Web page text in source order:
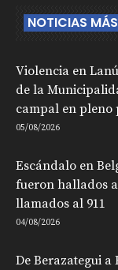
NOTICIAS
Violencia en
de la
campal en pleno
05/08/2026
Escándalo en
fueron hallados
llamados al 911
04/08/2026
De Berazategui